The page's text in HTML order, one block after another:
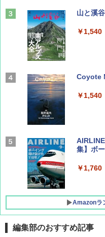
山と溪
￥1,540
Coyote
￥1,540
集】ボ
￥1,760
Amazonラ
編集部のおすすめ記事